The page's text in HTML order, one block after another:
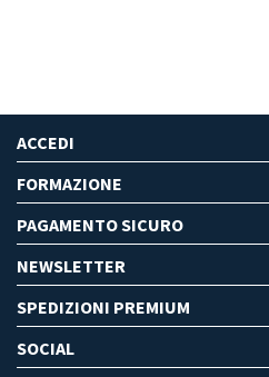
ACCEDI
FORMAZIONE
PAGAMENTO SICURO
NEWSLETTER
SPEDIZIONI PREMIUM
SOCIAL